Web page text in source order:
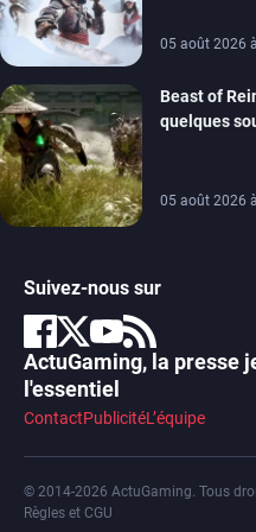
05 août 2026
Beast of
quelques
05 août 2026
Suivez-nous sur
ActuGaming, la presse
l'essentiel
ContactPublicitéL’équipe
© 2014-2026 ActuGaming. Tous
Règles et CGU